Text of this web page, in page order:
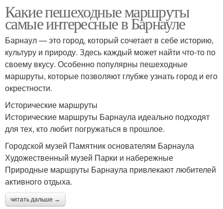
Какие пешеходные маршруты
самые интересные в Барнауле
Барнаул — это город, который сочетает в себе историю,
культуру и природу. Здесь каждый может найти что-то по
своему вкусу. Особенно популярны пешеходные
маршруты, которые позволяют глубже узнать город и его
окрестности.
Исторические маршруты
Исторические маршруты Барнаула идеально подходят
для тех, кто любит погружаться в прошлое.
Городской музей Памятник основателям Барнаула
Художественный музей Парки и набережные
Природные маршруты Барнаула привлекают любителей
активного отдыха.
читать дальше →